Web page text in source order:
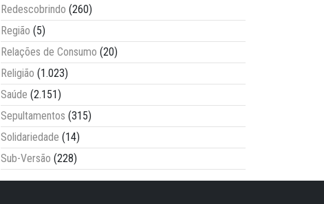
Redescobrindo (260)
Região (5)
Relações de Consumo (20)
Religião (1.023)
Saúde (2.151)
Sepultamentos (315)
Solidariedade (14)
Sub-Versão (228)